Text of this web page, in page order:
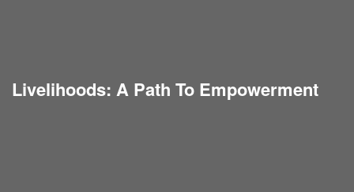
Livelihoods: A Path To Empowerment